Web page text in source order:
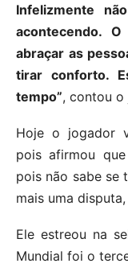
Infelizmente
acontecendo.
abraçar as
tirar conforto.
tempo”, contou o
Hoje o jogador
pois afirmou
pois não sabe se
mais uma
Ele estreou na
Mundial foi o